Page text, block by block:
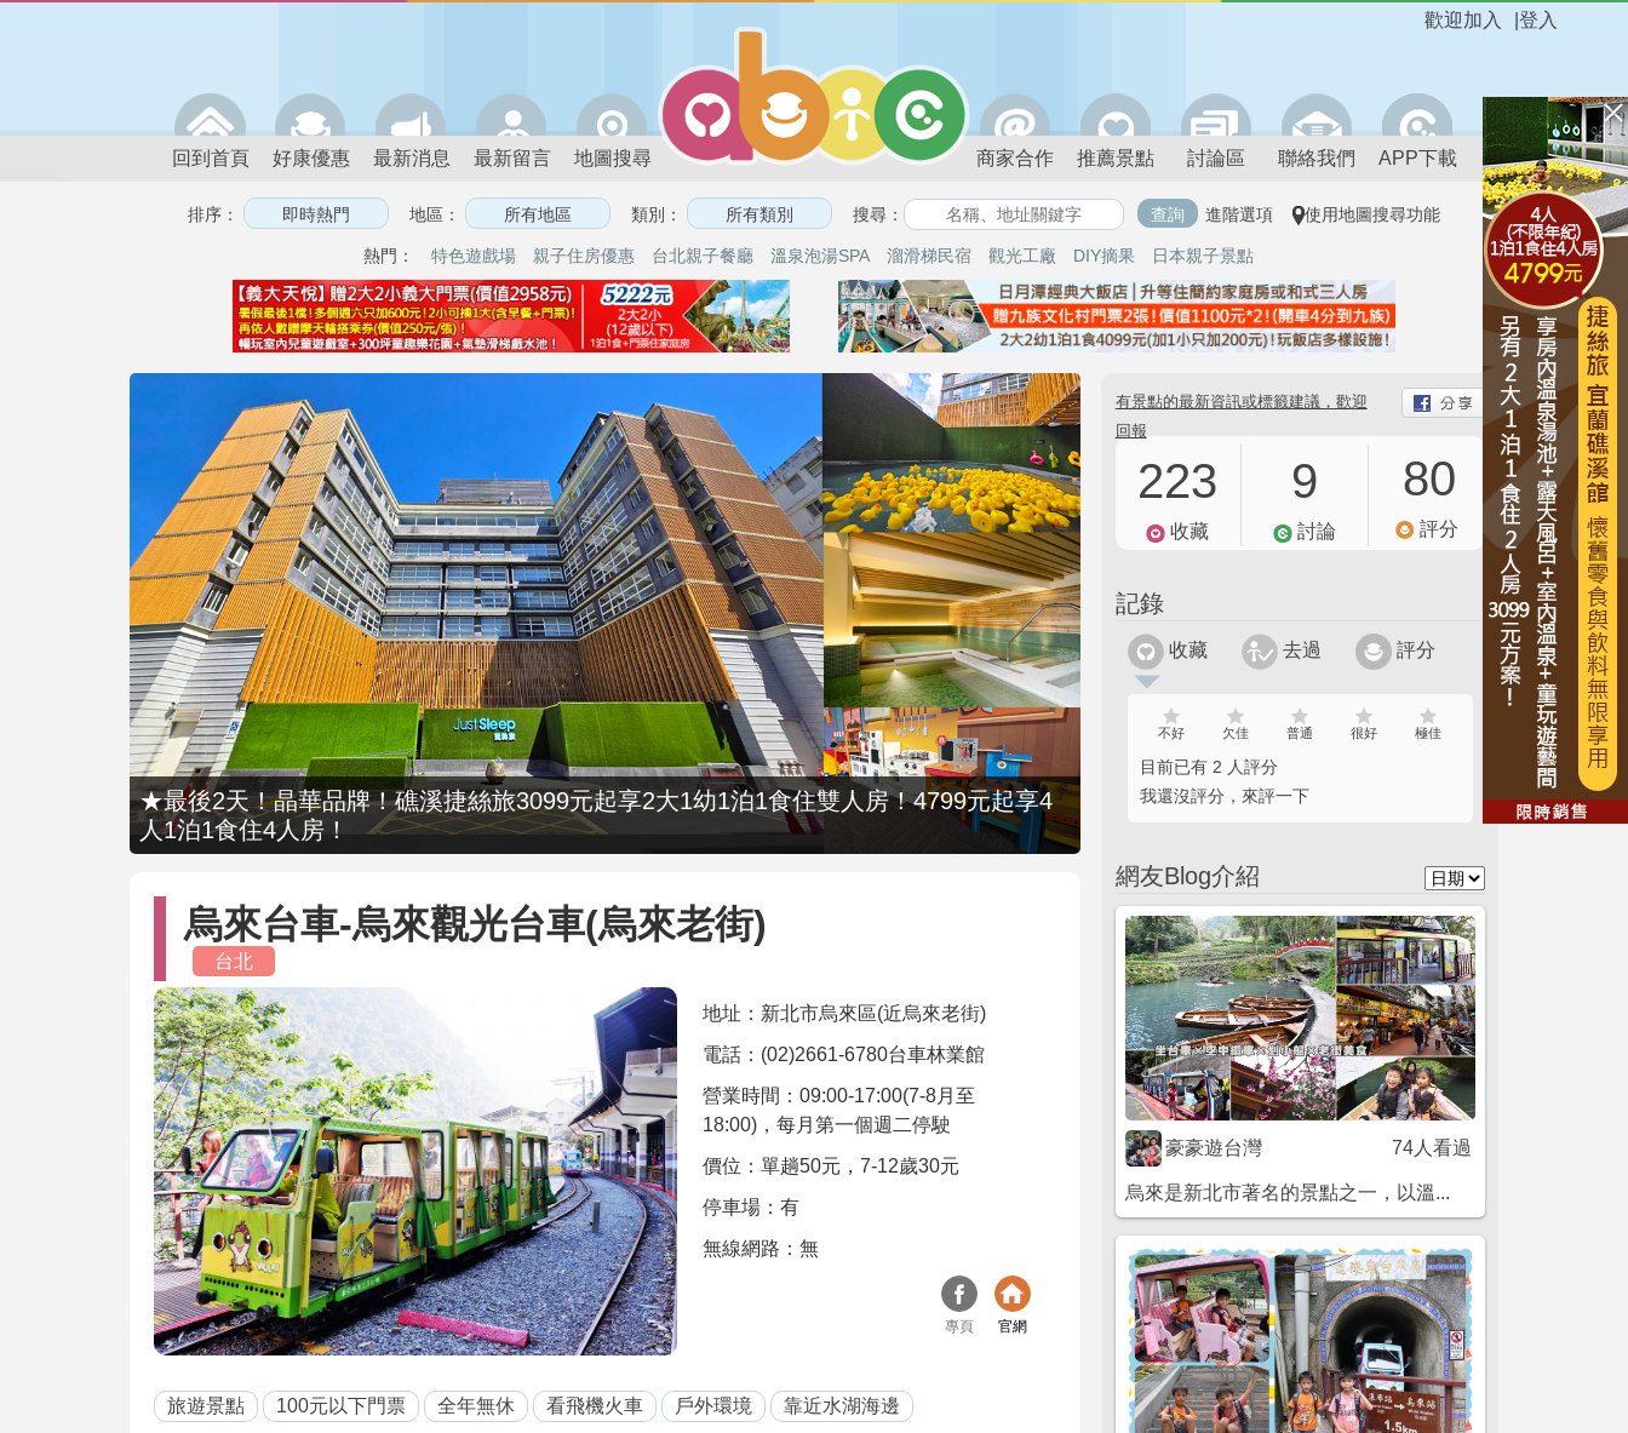
登入
歡迎加入
回到首頁 好康優惠 最新消息 最新留言 地圖搜尋 商家合作 推薦景點 討論區 聯絡我們 APP下載
排序： 地區： 類別： 搜尋： 進階選項 使用地圖搜尋功能
熱門： 特色遊戲場 親子住房優惠 台北親子餐廳 溫泉泡湯SPA 溜滑梯民宿 觀光工廠 DIY摘果 日本親子景點
★最後2天！晶華品牌！礁溪捷絲旅3099元起享2大1幼1泊1食住雙人房！4799元起享4
人1泊1食住4人房！
烏來台車-烏來觀光台車(烏來老街)
台北
地址：新北市烏來區(近烏來老街)
電話：(02)2661-6780台車林業館
營業時間：09:00-17:00(7-8月至
18:00)，每月第一個週二停駛
價位：單趟50元，7-12歲30元
停車場：有
無線網路：無
專頁 官網
旅遊景點 100元以下門票 全年無休 看飛機火車 戶外環境 靠近水湖海邊
有景點的最新資訊或標籤建議，歡迎
回報
223
收藏
9
討論
80
評分
記錄
收藏 去過 評分
不好 欠佳 普通 很好 極佳
目前已有 2 人評分
我還沒評分，來評一下
網友Blog介紹
豪豪遊台灣 74人看過
烏來是新北市著名的景點之一，以溫...